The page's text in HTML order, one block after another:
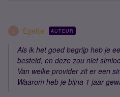
E Egeltje AUTEUR
Als ik het goed begrijp heb je
besteld, en deze zou niet
Van welke provider zit er een
Waarom heb je bijna 1 jaar